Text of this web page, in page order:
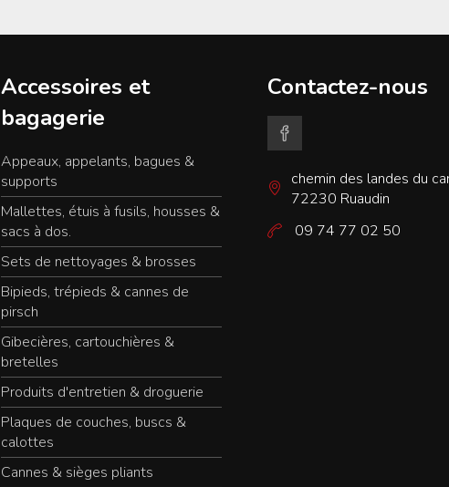
Accessoires et
bagagerie
Appeaux, appelants, bagues &
supports
Mallettes, étuis à fusils, housses &
sacs à dos.
Sets de nettoyages & brosses
Bipieds, trépieds & cannes de
pirsch
Gibecières, cartouchières &
bretelles
Produits d'entretien & droguerie
Plaques de couches, buscs &
calottes
Cannes & sièges pliants
Contactez-nous
chemin des landes du
72230 Ruaudin
09 74 77 02 50